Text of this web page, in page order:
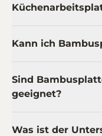
Kann ich
Sind
geeignet?
Was ist der